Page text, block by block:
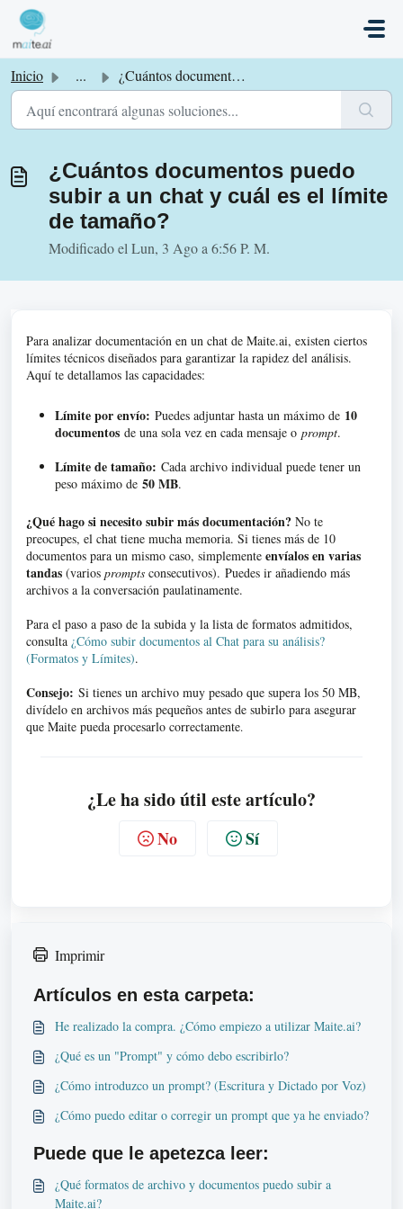
Saltar al contenido principal
Inicio ... ¿Cuántos documentos puedo subir a un chat y cuál es el lí...
¿Cuántos documentos puedo
subir a un chat y cuál es el límite
de tamaño?
Modificado el Lun, 3 Ago a 6:56 P. M.
Para analizar documentación en un chat de Maite.ai, existen ciertos
límites técnicos diseñados para garantizar la rapidez del análisis.
Aquí te detallamos las capacidades:
Límite por envío: Puedes adjuntar hasta un máximo de 10
documentos de una sola vez en cada mensaje o prompt.
Límite de tamaño: Cada archivo individual puede tener un
peso máximo de 50 MB.
¿Qué hago si necesito subir más documentación? No te
preocupes, el chat tiene mucha memoria. Si tienes más de 10
documentos para un mismo caso, simplemente envíalos en varias
tandas (varios prompts consecutivos). Puedes ir añadiendo más
archivos a la conversación paulatinamente.
Para el paso a paso de la subida y la lista de formatos admitidos,
consulta ¿Cómo subir documentos al Chat para su análisis?
(Formatos y Límites).
Consejo: Si tienes un archivo muy pesado que supera los 50 MB,
divídelo en archivos más pequeños antes de subirlo para asegurar
que Maite pueda procesarlo correctamente.
¿Le ha sido útil este artículo?
No Sí
Imprimir
Artículos en esta carpeta:
He realizado la compra. ¿Cómo empiezo a utilizar Maite.ai?
¿Qué es un "Prompt" y cómo debo escribirlo?
¿Cómo introduzco un prompt? (Escritura y Dictado por Voz)
¿Cómo puedo editar o corregir un prompt que ya he enviado?
Puede que le apetezca leer:
¿Qué formatos de archivo y documentos puedo subir a
Maite.ai?